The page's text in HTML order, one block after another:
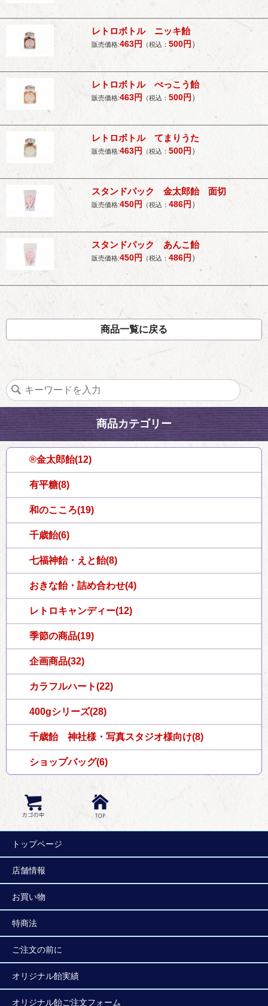
レトロボトル ニッキ飴
販売価格:463円 （税込： 500円）
レトロボトル べっこう飴
販売価格:463円 （税込： 500円）
レトロボトル てまりうた
販売価格:463円 （税込： 500円）
スタンドパック 金太郎飴 面切
販売価格:450円 （税込： 486円）
スタンドパック あんこ飴
販売価格:450円 （税込： 486円）
商品一覧に戻る
商品カテゴリー
®金太郎飴(12)
有平糖(8)
和のこころ(19)
千歳飴(6)
七福神飴・えと飴(8)
おきな飴・詰め合わせ(4)
レトロキャンディー(12)
季節の商品(19)
企画商品(32)
カラフルハート(22)
400gシリーズ(28)
千歳飴 神社様・写真スタジオ様向け(8)
ショップバッグ(6)
トップページ
店舗情報
お買い物
特商法
ご注文の前に
オリジナル飴実績
オリジナル飴ご注文フォーム